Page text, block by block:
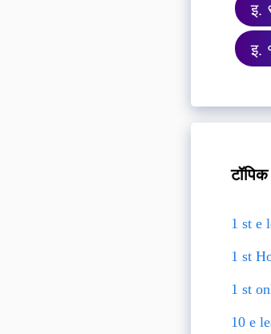
इ.
इ.
टॉपिक
1 st e
1 st
1 st
10 e